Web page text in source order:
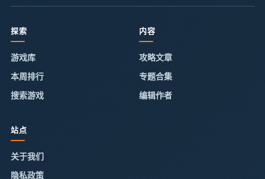
探索
游戏库
本周排行
搜索游戏
内容
攻略文章
专题合集
编辑作者
站点
关于我们
隐私政策